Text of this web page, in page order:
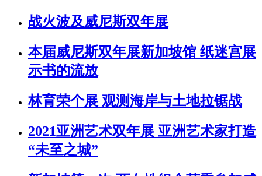
战火波及威尼斯双年展
本届威尼斯双年展新加坡馆 纸迷宫展
示书的流放
林育荣个展 观测海岸与土地拉锯战
2021亚洲艺术双年展 亚洲艺术家打造
“未至之城”